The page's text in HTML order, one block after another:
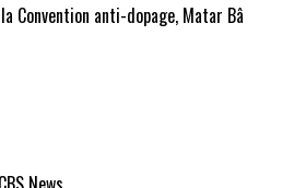
Convention anti-dopage, Matar Bâ